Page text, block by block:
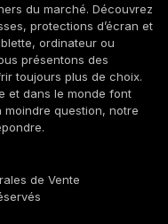
du marché. Découvrez
protections d’écran et
ordinateur ou
présentons des
toujours plus de choix.
et dans le monde font
question, notre
de Vente